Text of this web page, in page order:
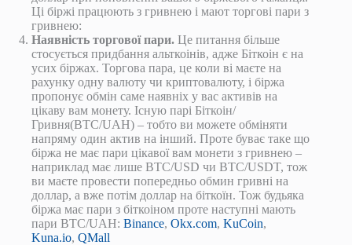
Ці біржі працюють з гривнею і мают торгові пари з
гривнею:
Наявність торгової пари. Це питання більше
стосується придбання альткоінів, адже Біткоін є на
усих біржах. Торгова пара, це коли ві маєте на
рахунку одну валюту чи криптовалюту, і біржа
пропонує обмін саме наявніх у вас активів на
цікаву вам монету. Існую парі Біткоін/
Гривня(BTC/UAH) – тобто ви можете обміняти
напряму один актив на інший. Проте буває таке що
біржа не має пари цікавої вам монети з гривнею –
наприклад має лише BTC/USD чи BTC/USDT, тож
ви маєте провести попередньо обмин гривні на
доллар, а вже потім доллар на біткоїн. Тож будьяка
біржа має пари з біткоіном проте наступні мають
пари BTC/UAH: Binance, Okx.com, KuCoin,
Kuna.io, QMall